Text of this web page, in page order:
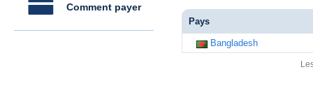
Comment payer
Pays
Bangladesh